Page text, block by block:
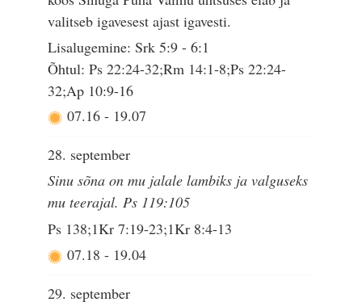
valitseb igavesest ajast igavesti.
Lisalugemine: Srk 5:9 - 6:1
Õhtul: Ps 22:24-32;Rm 14:1-8;Ps 22:24-
32;Ap 10:9-16
07.16 - 19.07
28. september
Sinu sõna on mu jalale lambiks ja valguseks
mu teerajal. Ps 119:105
Ps 138;1Kr 7:19-23;1Kr 8:4-13
07.18 - 19.04
29. september